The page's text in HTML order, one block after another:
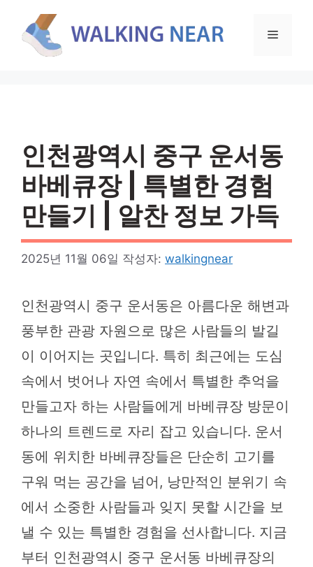
메
인천광역시 중구 운서동
바베큐장 | 특별한 경험
만들기 | 알찬 정보 가득
2025년 11월 06일 작성자: walkingnear
인천광역시 중구 운서동은 아름다운 해변과
풍부한 관광 자원으로 많은 사람들의 발길
이 이어지는 곳입니다. 특히 최근에는 도심
속에서 벗어나 자연 속에서 특별한 추억을
만들고자 하는 사람들에게 바베큐장 방문이
하나의 트렌드로 자리 잡고 있습니다. 운서
동에 위치한 바베큐장들은 단순히 고기를
구워 먹는 공간을 넘어, 낭만적인 분위기 속
에서 소중한 사람들과 잊지 못할 시간을 보
낼 수 있는 특별한 경험을 선사합니다. 지금
부터 인천광역시 중구 운서동 바베큐장의